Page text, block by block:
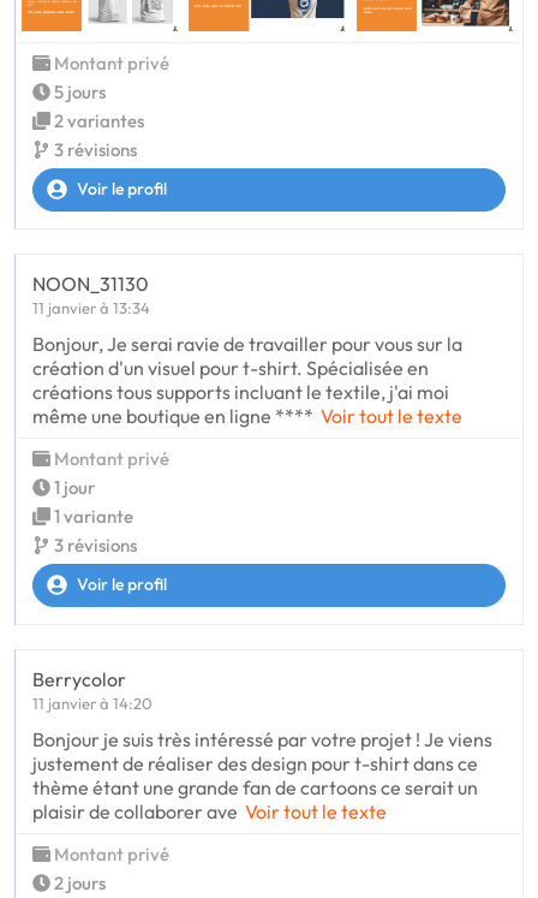
Montant privé
5 jours
2 variantes
3 révisions
Voir le profil
NOON_31130
11 janvier à 13:34
Bonjour, Je serai ravie de travailler pour vous sur la
création d'un visuel pour t-shirt. Spécialisée en
créations tous supports incluant le textile, j'ai moi
même une boutique en ligne **** Voir tout le texte
Montant privé
1 jour
1 variante
3 révisions
Voir le profil
Berrycolor
11 janvier à 14:20
Bonjour je suis très intéressé par votre projet ! Je viens
justement de réaliser des design pour t-shirt dans ce
thème étant une grande fan de cartoons ce serait un
plaisir de collaborer ave Voir tout le texte
Montant privé
2 jours